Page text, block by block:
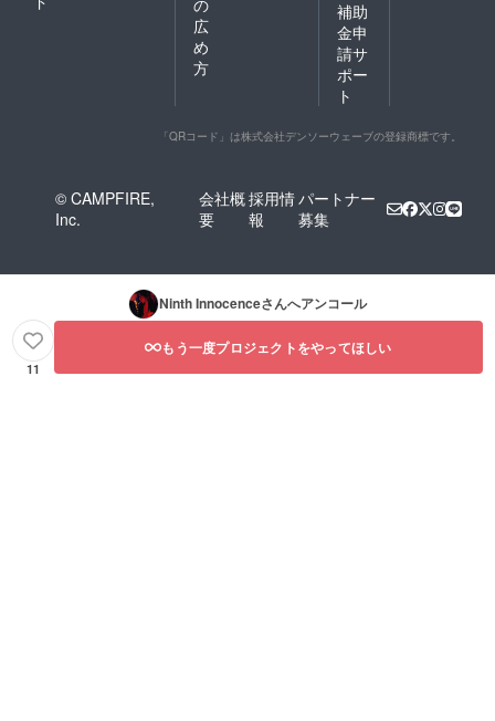
広
め
方
補助
金申
請サ
ポー
ト
「QRコード」は株式会社デンソーウェーブの登録商標です。
© CAMPFIRE,
Inc.
会社概
要
採用情
報
パートナー
募集
Ninth Innocenceさんへアンコール
11
もう一度プロジェクトをやってほしい